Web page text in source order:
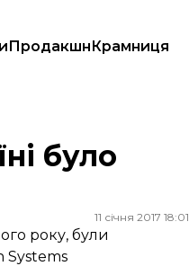
ПродакшнКрамниця
було
11 січня 2017 18:01
року, були
Systems